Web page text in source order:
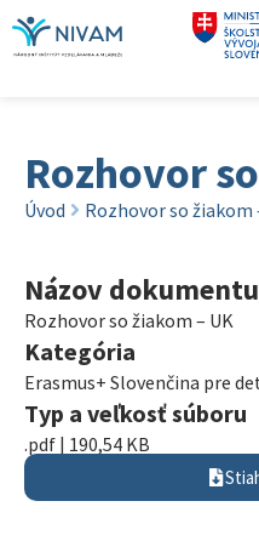
Rozhovor
Úvod Rozhovor so žiakom
Názov dokumentu
Rozhovor so žiakom – UK
Kategória
Erasmus+ Slovenčina pre
Typ a veľkosť súboru
.pdf | 190,54 KB